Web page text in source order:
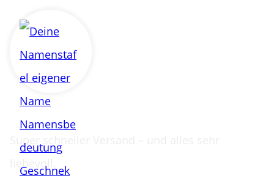
Super schneller Versand – und alles sehr
liebevoll.